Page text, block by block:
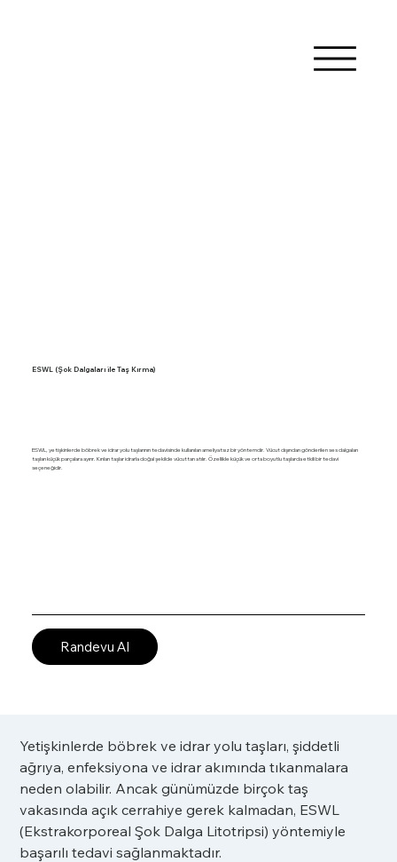
ESWL (Şok Dalgaları ile Taş Kırma)
ESWL, yetişkinlerde böbrek ve idrar yolu taşlarının tedavisinde kullanılan ameliyatsız bir yöntemdir. Vücut dışından gönderilen ses dalgaları
taşları küçük parçalara ayırır. Kırılan taşlar idrarla doğal şekilde vücuttan atılır. Özellikle küçük ve orta boyutlu taşlarda etkili bir tedavi
seçeneğidir.
Randevu Al
Yetişkinlerde böbrek ve idrar yolu taşları, şiddetli
ağrıya, enfeksiyona ve idrar akımında tıkanmalara
neden olabilir. Ancak günümüzde birçok taş
vakasında açık cerrahiye gerek kalmadan, ESWL
(Ekstrakorporeal Şok Dalga Litotripsi) yöntemiyle
başarılı tedavi sağlanmaktadır.